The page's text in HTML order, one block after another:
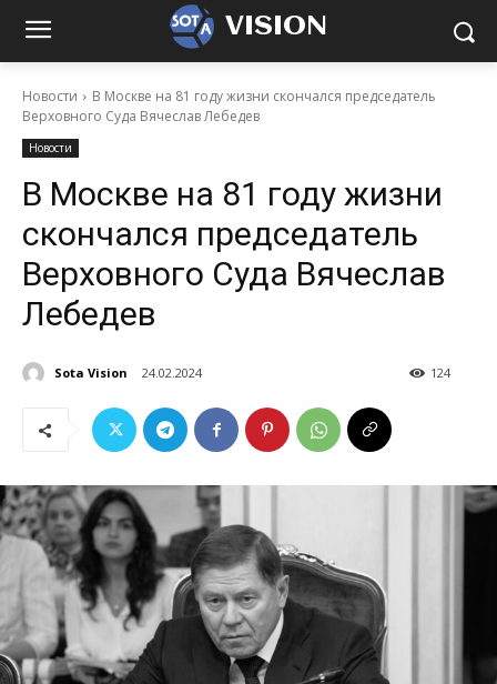
VISION
Новости
В Москве на 81 году жизни скончался председатель
Верховного Суда Вячеслав Лебедев
Новости
В Москве на 81 году жизни
скончался председатель
Верховного Суда Вячеслав
Лебедев
Sota Vision 24.02.2024 124